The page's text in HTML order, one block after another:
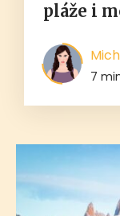
pláže i
7